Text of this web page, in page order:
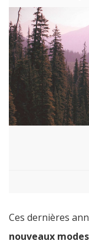
Ces dernières
nouveaux